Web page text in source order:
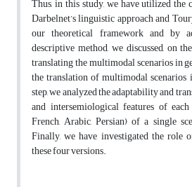
Thus, in this study, we have utilized
Darbelnet’s linguistic approach and
our theoretical framework and by
descriptive method, we discussed, on
translating the multimodal scenarios in
the translation of multimodal
step, we analyzed the adaptability and
and intersemiological features of
French, Arabic, Persian) of a single
Finally, we have investigated the role
these four versions.